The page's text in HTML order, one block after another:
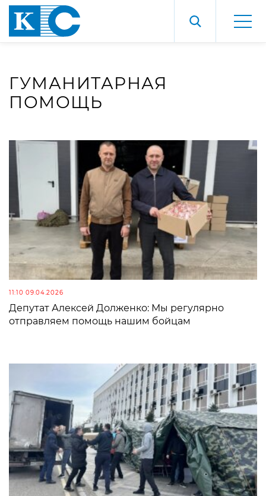
ГУМАНИТАРНАЯ
ПОМОЩЬ
11:10 09.04.2026
Депутат Алексей Долженко: Мы регулярно
отправляем помощь нашим бойцам